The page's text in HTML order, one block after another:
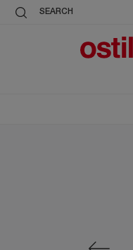
SEARCH